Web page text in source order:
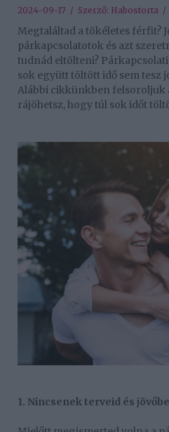
2024-09-17 / Szerző: Habostorta /
Megtaláltad a tökéletes férfit?
párkapcsolatotok és azt
tudnád eltölteni?
sok együtt töltött idő sem tesz
Alábbi cikkünkben felsoroljuk
rájöhetsz, hogy túl sok időt
1. Nincsenek terveid és